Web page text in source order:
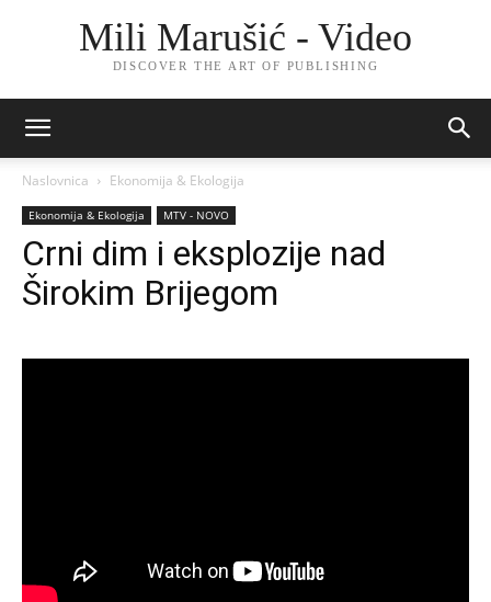
Mili Marušić - Video
DISCOVER THE ART OF PUBLISHING
Naslovnica Ekonomija & Ekologija
Ekonomija & Ekologija MTV - NOVO
Crni dim i eksplozije nad
Širokim Brijegom